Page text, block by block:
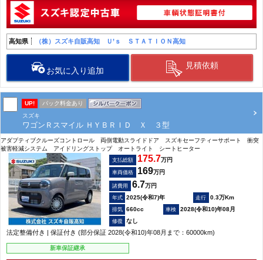
高知県 （株）スズキ自販高知 Ｕ’ｓ ＳＴＡＴＩＯＮ高知
お気に入り追加
見積依頼
UP!
パック料金あり
スズキ
ワゴンＲスマイル ＨＹＢＲＩＤ Ｘ ３型
アダプティブクルーズコントロール 両側電動スライドドア スズキセーフティーサポート 衝突
被害軽減システム アイドリングストップ オートライト シートヒーター
支払総額 175.7万円
車両価格 169万円
諸費用 6.7万円
2025(令和7)年
0.3万Km
660cc
2028(令和10)年08月
なし
法定整備付き | 保証付き (部分保証 2028(令和10)年08月まで：60000km)
新車保証継承